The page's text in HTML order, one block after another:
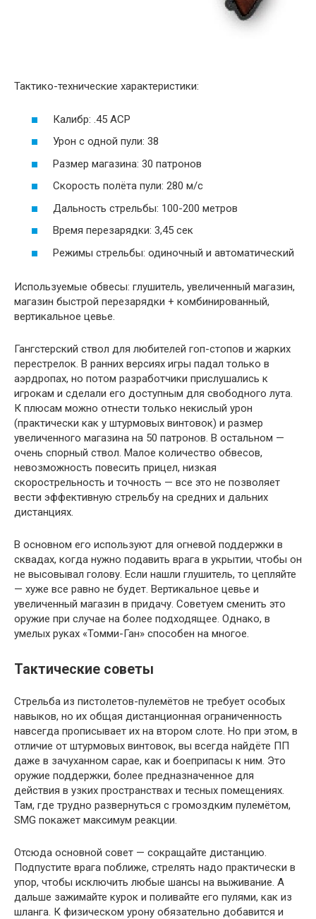
Тактико-технические характеристики:
Калибр: .45 ACP
Урон с одной пули: 38
Размер магазина: 30 патронов
Скорость полёта пули: 280 м/c
Дальность стрельбы: 100-200 метров
Время перезарядки: 3,45 сек
Режимы стрельбы: одиночный и автоматический
Используемые обвесы: глушитель, увеличенный магазин,
магазин быстрой перезарядки + комбинированный,
вертикальное цевье.
Гангстерский ствол для любителей гоп-стопов и жарких
перестрелок. В ранних версиях игры падал только в
аэрдропах, но потом разработчики прислушались к
игрокам и сделали его доступным для свободного лута.
К плюсам можно отнести только некислый урон
(практически как у штурмовых винтовок) и размер
увеличенного магазина на 50 патронов. В остальном —
очень спорный ствол. Малое количество обвесов,
невозможность повесить прицел, низкая
скорострельность и точность — все это не позволяет
вести эффективную стрельбу на средних и дальних
дистанциях.
В основном его используют для огневой поддержки в
сквадах, когда нужно подавить врага в укрытии, чтобы он
не высовывал голову. Если нашли глушитель, то цепляйте
— хуже все равно не будет. Вертикальное цевье и
увеличенный магазин в придачу. Советуем сменить это
оружие при случае на более подходящее. Однако, в
умелых руках «Томми-Ган» способен на многое.
Тактические советы
Стрельба из пистолетов-пулемётов не требует особых
навыков, но их общая дистанционная ограниченность
навсегда прописывает их на втором слоте. Но при этом, в
отличие от штурмовых винтовок, вы всегда найдёте ПП
даже в зачуханном сарае, как и боеприпасы к ним. Это
оружие поддержки, более предназначенное для
действия в узких пространствах и тесных помещениях.
Там, где трудно развернуться с громоздким пулемётом,
SMG покажет максимум реакции.
Отсюда основной совет — сокращайте дистанцию.
Подпустите врага поближе, стрелять надо практически в
упор, чтобы исключить любые шансы на выживание. А
дальше зажимайте курок и поливайте его пулями, как из
шланга. К физическом урону обязательно добавится и